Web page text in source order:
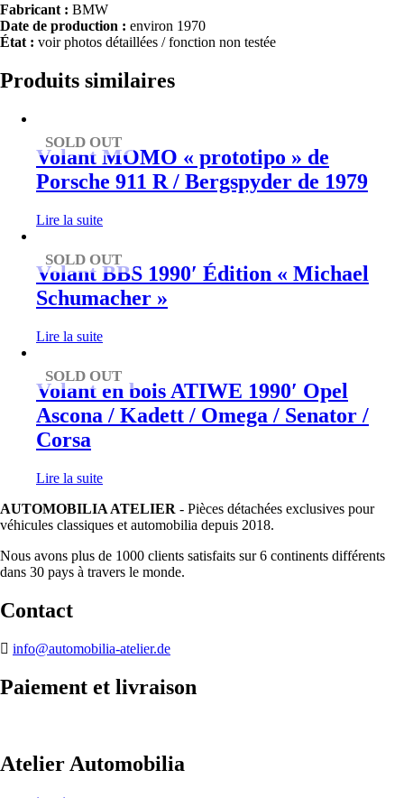
Fabricant : BMW
Date de production : environ 1970
État : voir photos détaillées / fonction non testée
Produits similaires
SOLD OUT
Volant MOMO « prototipo » de
Porsche 911 R / Bergspyder de 1979
Lire la suite
SOLD OUT
Volant BBS 1990′ Édition « Michael
Schumacher »
Lire la suite
SOLD OUT
Volant en bois ATIWE 1990′ Opel
Ascona / Kadett / Omega / Senator /
Corsa
Lire la suite
AUTOMOBILIA ATELIER - Pièces détachées exclusives pour
véhicules classiques et automobilia depuis 2018.
Nous avons plus de 1000 clients satisfaits sur 6 continents différents
dans 30 pays à travers le monde.
Contact
info@automobilia-atelier.de
Paiement et livraison
Atelier Automobilia